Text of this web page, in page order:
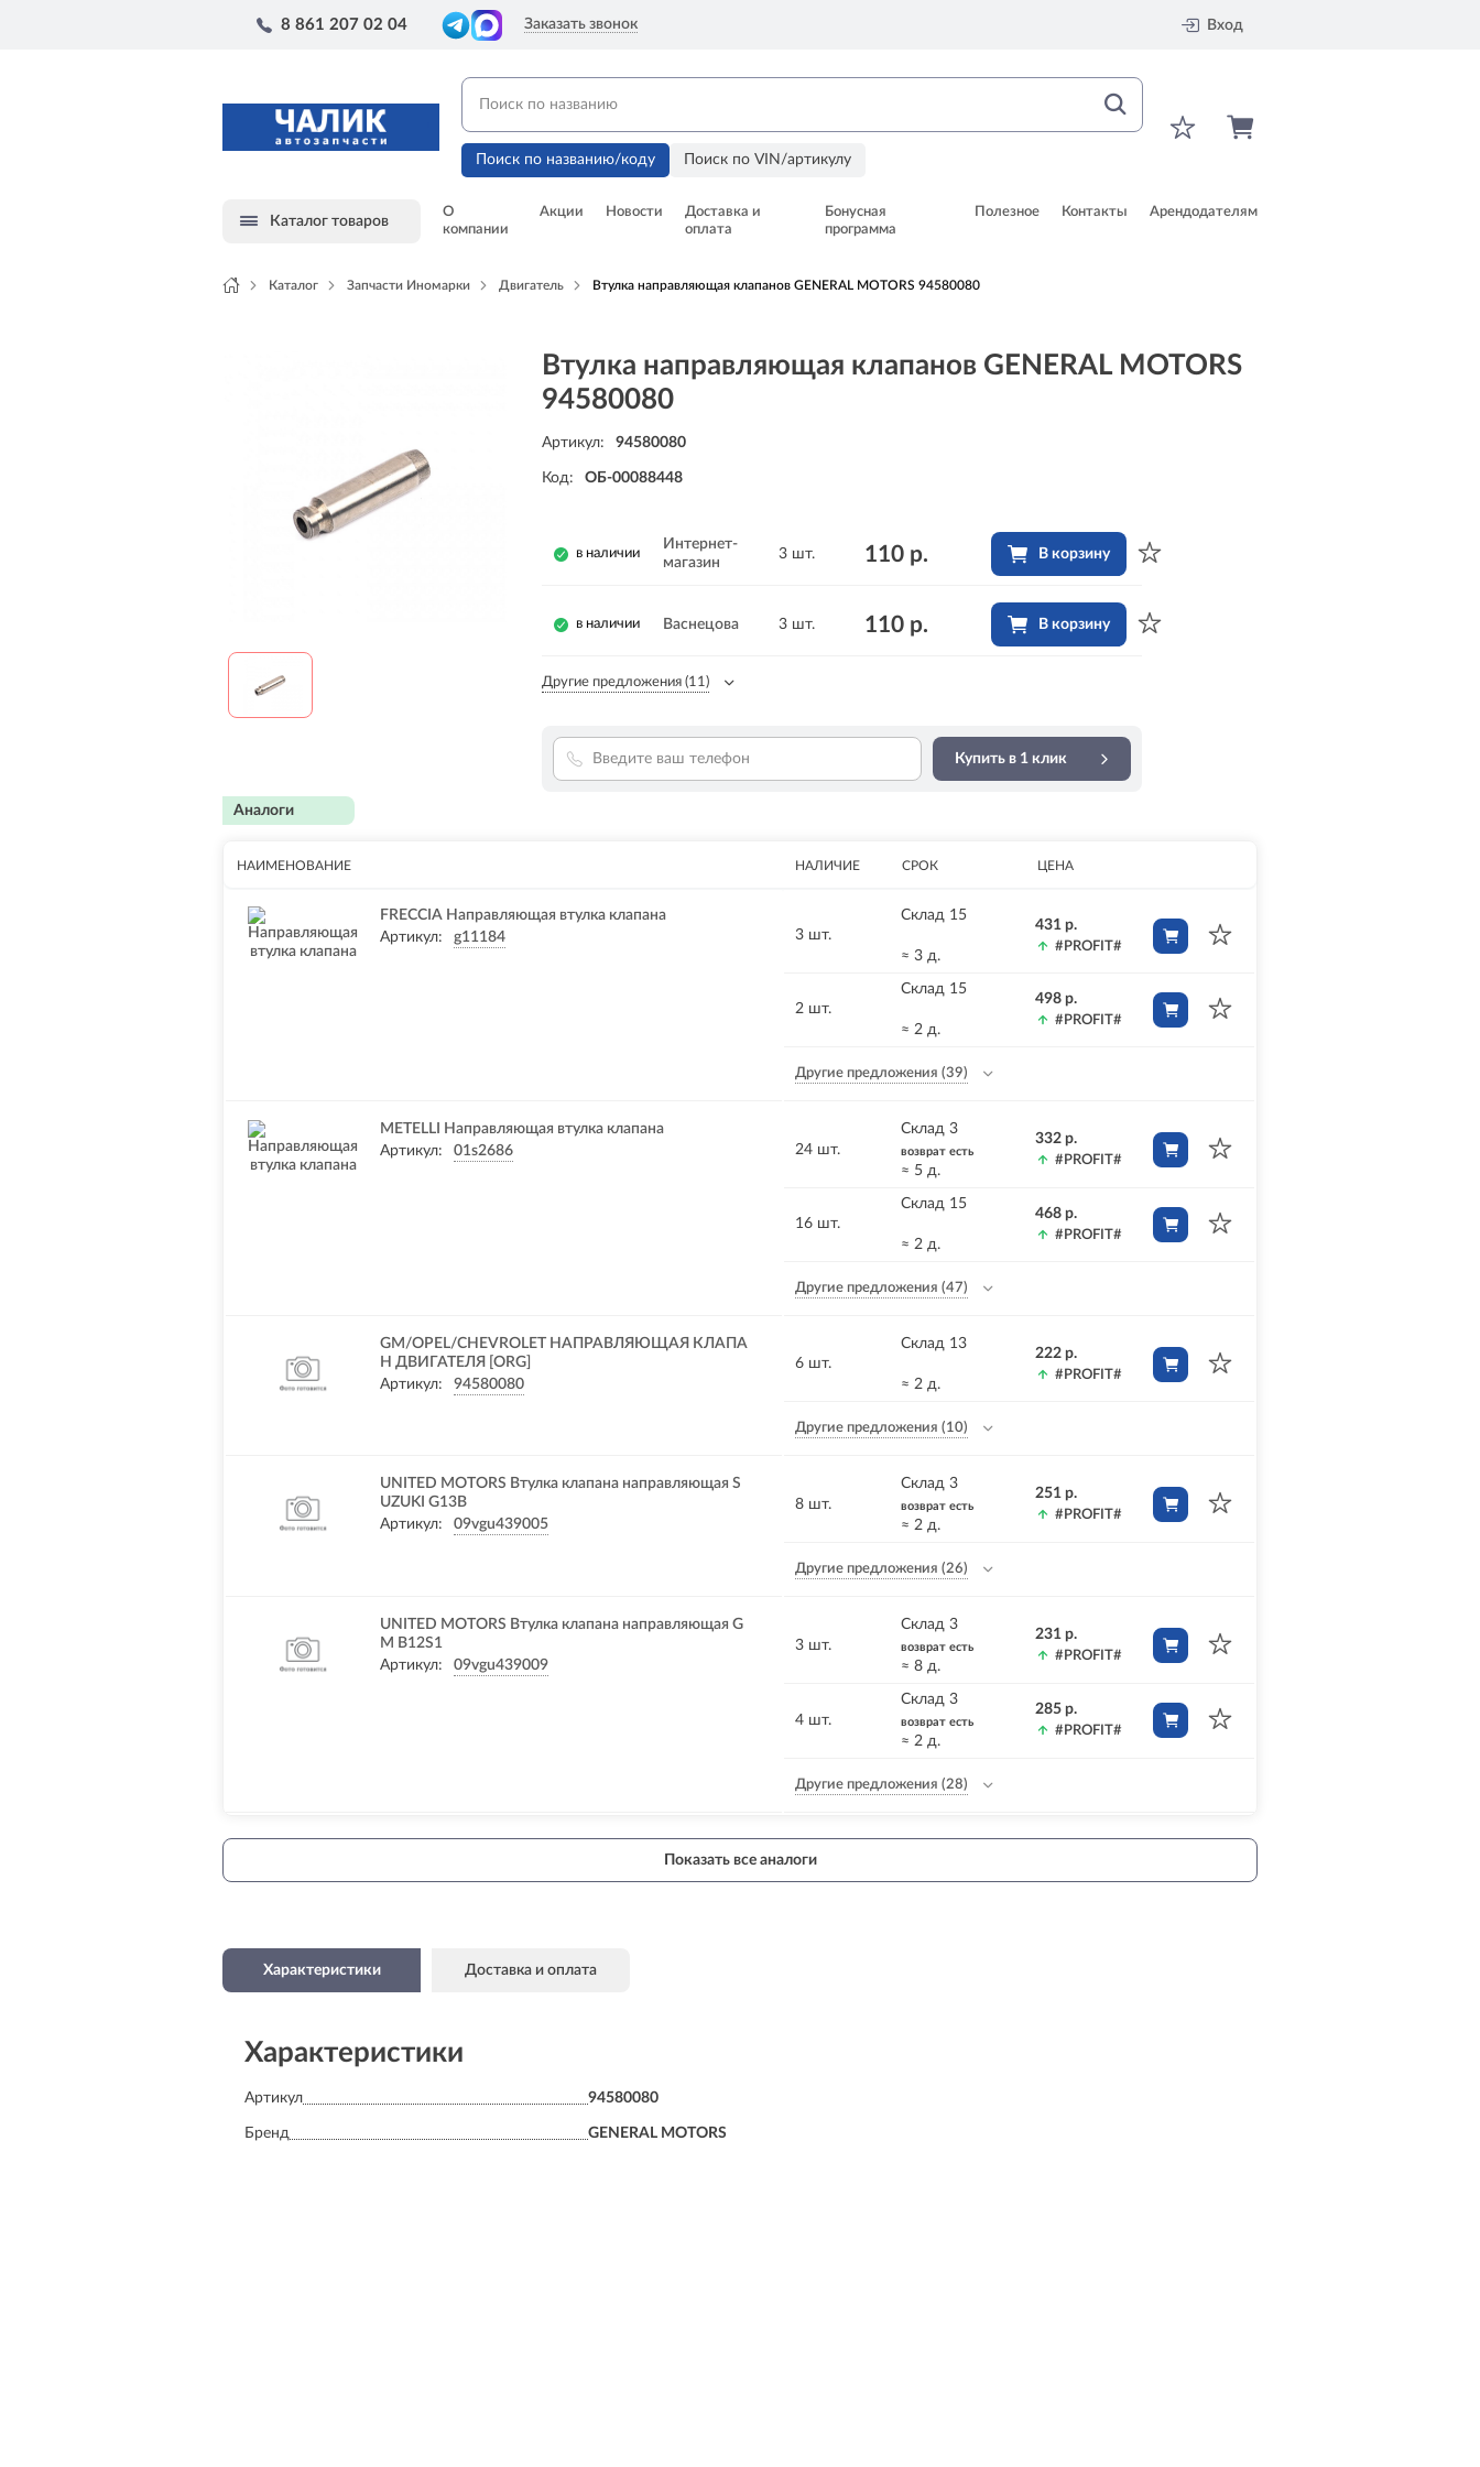
8 861 207 02 04 Заказать звонок Вход
Поиск по названию/коду Поиск по VIN/артикулу
Каталог товаров
О
компании
Акции Новости
Доставка и
оплата
Бонусная
программа
Полезное Контакты Арендодателям
Каталог Запчасти Иномарки Двигатель Втулка направляющая клапанов GENERAL MOTORS 94580080
Втулка направляющая клапанов GENERAL MOTORS
94580080
Артикул: 94580080
Код: ОБ-00088448
в наличии
Интернет-
магазин
3 шт. 110 р. В корзину
в наличии Васнецова 3 шт. 110 р. В корзину
Другие предложения (11)
Купить в 1 клик
Аналоги
НАИМЕНОВАНИЕ НАЛИЧИЕ СРОК ЦЕНА
FRECCIA Направляющая втулка клапана
Артикул:
g11184 3 шт.
Склад 15
≈ 3 д.
431 р.
#PROFIT#
2 шт.
Склад 15
≈ 2 д.
498 р.
#PROFIT#
Другие предложения (39)
METELLI Направляющая втулка клапана
Артикул:
01s2686 24 шт.
Склад 3
возврат есть
≈ 5 д.
332 р.
#PROFIT#
16 шт.
Склад 15
≈ 2 д.
468 р.
#PROFIT#
Другие предложения (47)
GM/OPEL/CHEVROLET НАПРАВЛЯЮЩАЯ КЛАПА
Н ДВИГАТЕЛЯ [ORG]
Артикул:
94580080
6 шт.
Склад 13
≈ 2 д.
222 р.
#PROFIT#
Другие предложения (10)
UNITED MOTORS Втулка клапана направляющая S
UZUKI G13B
Артикул:
09vgu439005
8 шт.
Склад 3
возврат есть
≈ 2 д.
251 р.
#PROFIT#
Другие предложения (26)
UNITED MOTORS Втулка клапана направляющая G
M B12S1
Артикул:
09vgu439009
3 шт.
Склад 3
возврат есть
≈ 8 д.
231 р.
#PROFIT#
4 шт.
Склад 3
возврат есть
≈ 2 д.
285 р.
#PROFIT#
Другие предложения (28)
Показать все аналоги
Характеристики Доставка и оплата
Характеристики
Артикул 94580080
Бренд GENERAL MOTORS